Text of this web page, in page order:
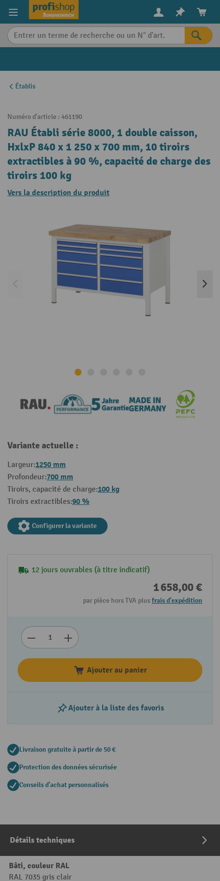
content
Établis
Numéro d'article : 461190
RAU Établi série 8000, 1 double caisson,
HxlxP 840 x 1 250 x 700 mm, 10 tiroirs
extractibles à 90 %, capacité de charge des
tiroirs 100 kg
Vers la description du produit
Variante actuelle :
Largeur:1250 mm
Profondeur:700 mm
Tiroirs, capacité de charge:100 kg
Tiroirs extractibles:90 %
Configurer la variante
12 jours ouvrables (à titre indicatif)
1 658,00 €
par pièce hors TVA plusfrais d'expédition
Ajouter au panier
Ajouter à la liste des favoris
Livraison gratuite à partir de 50 €
Protection des données sécurisée
Conseils d'achat personnalisés
Détails techniques
Bâti, couleur RAL
RAL 7035 gris clair